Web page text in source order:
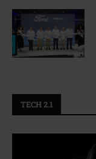
TECH 2.1